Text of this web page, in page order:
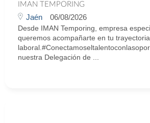
IMAN TEMPORING
Jaén 06/08/2026
Desde IMAN Temporing, empresa
queremos acompañarte en tu trayectoria
nuestra Delegación de ...